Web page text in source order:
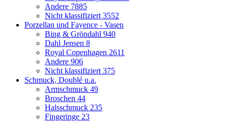
Andere 7885
Nicht klassifiziert 3552
Porzellan und Fayence - Vasen
Bing & Gröndahl 940
Dahl Jensen 8
Royal Copenhagen 2611
Andere 906
Nicht klassifiziert 375
Schmuck, Doublé u.a.
Armschmuck 49
Broschen 44
Halsschmuck 235
Fingeringe 23